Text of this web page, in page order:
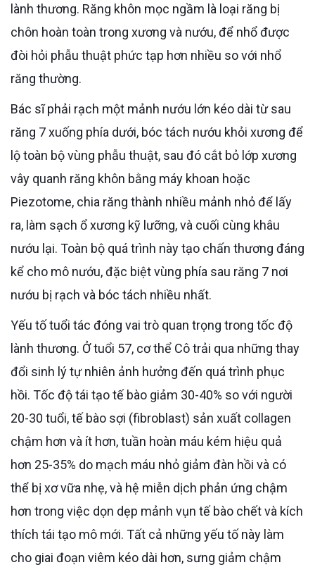
lành thương. Răng khôn mọc ngầm là loại răng bị
chôn hoàn toàn trong xương và nướu, để nhổ được
đòi hỏi phẫu thuật phức tạp hơn nhiều so với nhổ
răng thường.
Bác sĩ phải rạch một mảnh nướu lớn kéo dài từ sau
răng 7 xuống phía dưới, bóc tách nướu khỏi xương để
lộ toàn bộ vùng phẫu thuật, sau đó cắt bỏ lớp xương
vây quanh răng khôn bằng máy khoan hoặc
Piezotome, chia răng thành nhiều mảnh nhỏ để lấy
ra, làm sạch ổ xương kỹ lưỡng, và cuối cùng khâu
nướu lại. Toàn bộ quá trình này tạo chấn thương đáng
kể cho mô nướu, đặc biệt vùng phía sau răng 7 nơi
nướu bị rạch và bóc tách nhiều nhất.
Yếu tố tuổi tác đóng vai trò quan trọng trong tốc độ
lành thương. Ở tuổi 57, cơ thể Cô trải qua những thay
đổi sinh lý tự nhiên ảnh hưởng đến quá trình phục
hồi. Tốc độ tái tạo tế bào giảm 30-40% so với người
20-30 tuổi, tế bào sợi (fibroblast) sản xuất collagen
chậm hơn và ít hơn, tuần hoàn máu kém hiệu quả
hơn 25-35% do mạch máu nhỏ giảm đàn hồi và có
thể bị xơ vữa nhẹ, và hệ miễn dịch phản ứng chậm
hơn trong việc dọn dẹp mảnh vụn tế bào chết và kích
thích tái tạo mô mới. Tất cả những yếu tố này làm
cho giai đoạn viêm kéo dài hơn, sưng giảm chậm